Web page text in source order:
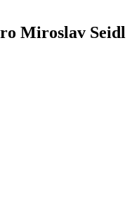
Miroslav Seidl